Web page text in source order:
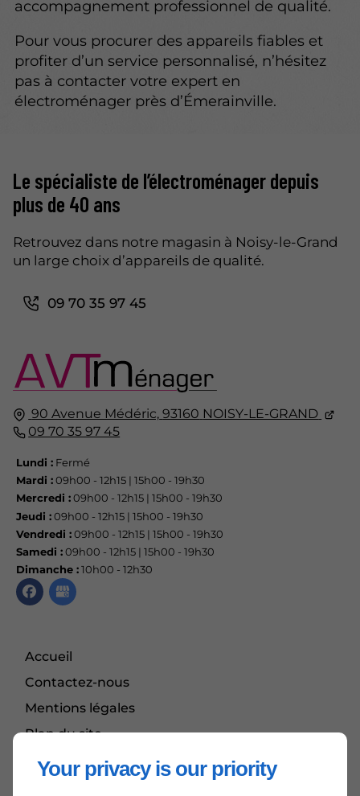
Your privacy is our priority
accompagnement professionnel de qualité.
Pour vous procurer des appareils fiables et
profiter d’un service personnalisé, n’hésitez
pas à contacter votre expert en
électroménager près d’Émerainville.
90 Avenue Médéric, 93160 NOISY-LE-GRAND
09 70 35 97 45
Lundi : Fermé
Mardi :09h00 - 12h15 | 15h00 - 19h30
Mercredi :09h00 - 12h15 | 15h00 - 19h30
Jeudi :09h00 - 12h15 | 15h00 - 19h30
Vendredi :09h00 - 12h15 | 15h00 - 19h30
Samedi :09h00 - 12h15 | 15h00 - 19h30
Dimanche :10h00 - 12h30
Accueil
Contactez-nous
Mentions légales
Plan du site
Le spécialiste de l’électroménager depuis
plus de 40 ans
Retrouvez dans notre magasin à Noisy-le-Grand
un large choix d’appareils de qualité.
09 70 35 97 45